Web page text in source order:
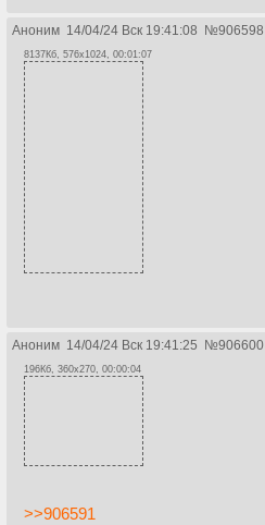
Аноним 14/04/24 Вск 19:41:08 №906598
8137Кб, 576x1024, 00:01:07
Аноним 14/04/24 Вск 19:41:25 №906600
196Кб, 360x270, 00:00:04
>>906591